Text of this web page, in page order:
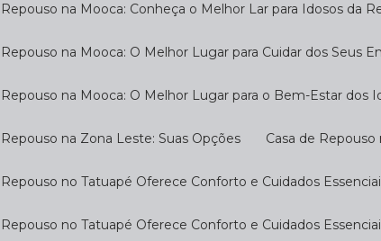
Repouso na Mooca: Conheça o Melhor Lar para Idosos da
Repouso na Mooca: O Melhor Lugar para Cuidar dos Seus
Repouso na Mooca: O Melhor Lugar para o Bem-Estar dos
Repouso na Zona Leste: Suas Opções Casa de
Repouso no Tatuapé Oferece Conforto e Cuidados
Repouso no Tatuapé Oferece Conforto e Cuidados